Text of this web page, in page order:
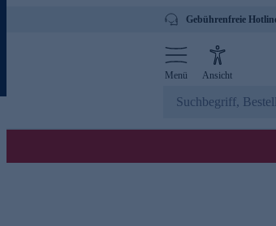
Gebührenfreie
Menü Ansicht